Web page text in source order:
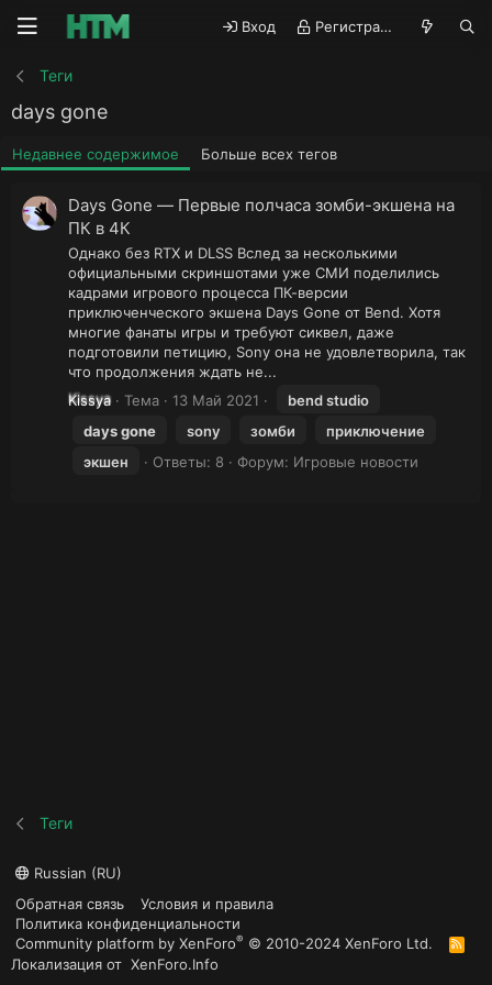
Вход Регистрация
Теги
days gone
Недавнее содержимое Больше всех тегов
Days Gone — Первые полчаса зомби-экшена на
ПК в 4К
Однако без RTX и DLSS Вслед за несколькими
официальными скриншотами уже СМИ поделились
кадрами игрового процесса ПК-версии
приключенческого экшена Days Gone от Bend. Хотя
многие фанаты игры и требуют сиквел, даже
подготовили петицию, Sony она не удовлетворила, так
что продолжения ждать не...
Kissya
Тема 13 Май 2021
bend studio
daysgone sony зомби
приключение
экшен
Ответы: 8 Форум: Игровые новости
Теги
Russian (RU)
Обратная связь
Условия и правила
Политика конфиденциальности
Community platform by XenForo® © 2010-2024 XenForo Ltd.
R
S
Локализация от XenForo.Info